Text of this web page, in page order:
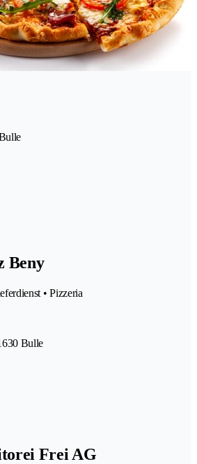
Beny
• Pizzeria
Bulle
Frei AG